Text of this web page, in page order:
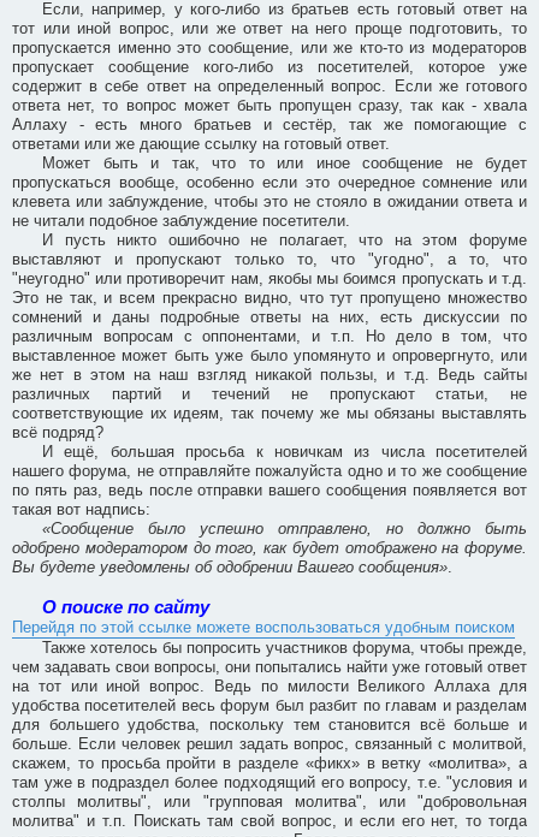
Если, например, у кого-либо из братьев есть готовый ответ на
тот или иной вопрос, или же ответ на него проще подготовить, то
пропускается именно это сообщение, или же кто-то из модераторов
пропускает сообщение кого-либо из посетителей, которое уже
содержит в себе ответ на определенный вопрос. Если же готового
ответа нет, то вопрос может быть пропущен сразу, так как - хвала
Аллаху - есть много братьев и сестёр, так же помогающие с
ответами или же дающие ссылку на готовый ответ.
Может быть и так, что то или иное сообщение не будет
пропускаться вообще, особенно если это очередное сомнение или
клевета или заблуждение, чтобы это не стояло в ожидании ответа и
не читали подобное заблуждение посетители.
И пусть никто ошибочно не полагает, что на этом форуме
выставляют и пропускают только то, что "угодно", а то, что
"неугодно" или противоречит нам, якобы мы боимся пропускать и т.д.
Это не так, и всем прекрасно видно, что тут пропущено множество
сомнений и даны подробные ответы на них, есть дискуссии по
различным вопросам с оппонентами, и т.п. Но дело в том, что
выставленное может быть уже было упомянуто и опровергнуто, или
же нет в этом на наш взгляд никакой пользы, и т.д. Ведь сайты
различных партий и течений не пропускают статьи, не
соответствующие их идеям, так почему же мы обязаны выставлять
всё подряд?
И ещё, большая просьба к новичкам из числа посетителей
нашего форума, не отправляйте пожалуйста одно и то же сообщение
по пять раз, ведь после отправки вашего сообщения появляется вот
такая вот надпись:
«Сообщение было успешно отправлено, но должно быть
одобрено модератором до того, как будет отображено на форуме.
Вы будете уведомлены об одобрении Вашего сообщения».
О поиске по сайту
Перейдя по этой ссылке можете воспользоваться удобным поиском
Также хотелось бы попросить участников форума, чтобы прежде,
чем задавать свои вопросы, они попытались найти уже готовый ответ
на тот или иной вопрос. Ведь по милости Великого Аллаха для
удобства посетителей весь форум был разбит по главам и разделам
для большего удобства, поскольку тем становится всё больше и
больше. Если человек решил задать вопрос, связанный с молитвой,
скажем, то просьба пройти в разделе «фикх» в ветку «молитва», а
там уже в подраздел более подходящий его вопросу, т.е. "условия и
столпы молитвы", или "групповая молитва", или "добровольная
молитва" и т.п. Поискать там свой вопрос, и если его нет, то тогда